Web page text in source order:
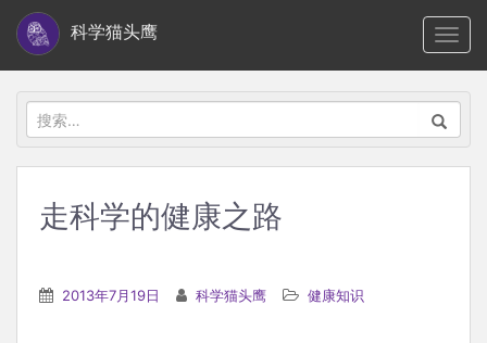
i
科学猫头鹰
搜
索：
走科学的健康之路
2013年7月19日 科学猫头鹰 健康知识